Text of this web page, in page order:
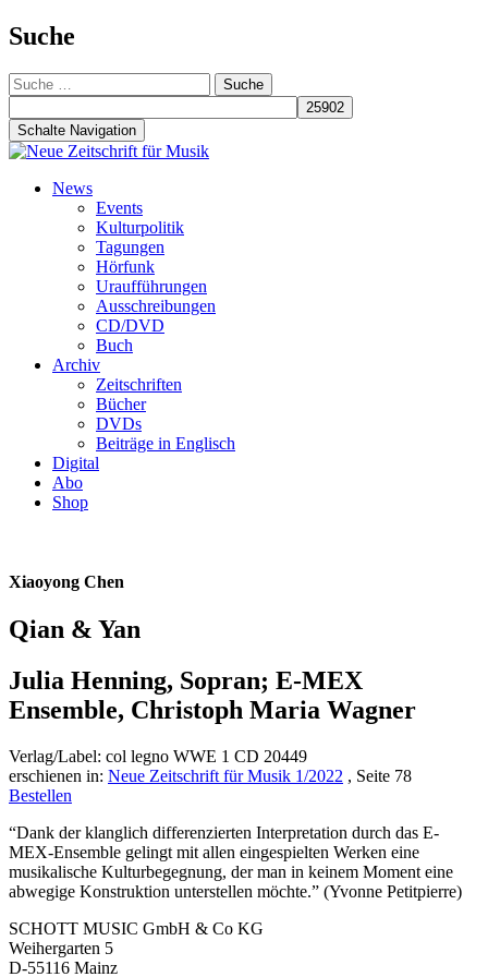
Suche
Suche
nach:
Schalte Navigation
Zum
News
Events
Kulturpolitik
Tagungen
Hörfunk
Uraufführungen
Ausschreibungen
CD/DVD
Buch
Archiv
Zeitschriften
Bücher
DVDs
Beiträge in Englisch
Digital
Abo
Shop
Xiaoyong Chen
Qian & Yan
Julia Henning, Sopran; E-MEX
Ensemble, Christoph Maria Wagner
Verlag/Label: col legno WWE 1 CD 20449
erschienen in: Neue Zeitschrift für Musik 1/2022 , Seite 78
Bestellen
“Dank der klanglich differenzierten Interpretation durch das E-
MEX-Ensemble gelingt mit allen eingespielten Werken eine
musikalische Kulturbegegnung, der man in keinem Moment eine
abwegige Konstruktion unterstellen möchte.” (Yvonne Petitpierre)
SCHOTT MUSIC GmbH & Co KG
Weihergarten 5
D-55116 Mainz